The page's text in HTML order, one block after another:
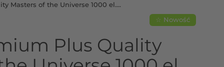
Masters of the Universe 1000 el.
☆ Nowość
Plus Quality